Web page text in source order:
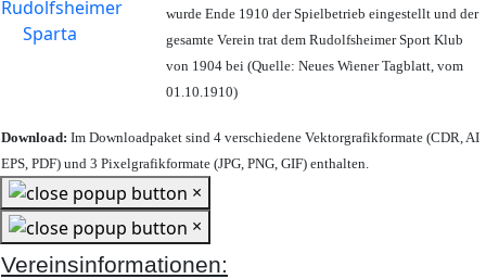
wurde Ende 1910 der Spielbetrieb eingestellt und der
gesamte Verein trat dem Rudolfsheimer Sport Klub
von 1904 bei (Quelle: Neues Wiener Tagblatt, vom
01.10.1910)
Download: Im Downloadpaket sind 4 verschiedene Vektorgrafikformate (CDR, AI
EPS, PDF) und 3 Pixelgrafikformate (JPG, PNG, GIF) enthalten.
×
×
Vereinsinformationen: